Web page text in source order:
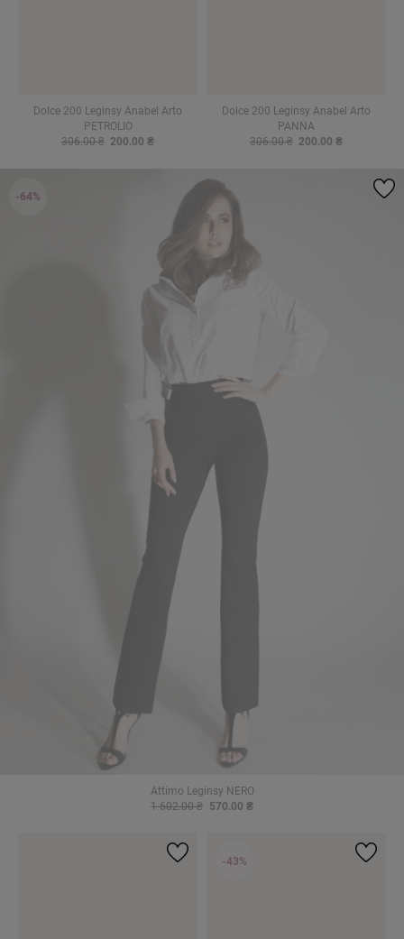
Dolce 200 Leginsy Anabel Arto
PETROLIO
306.00 ₴ 200.00 ₴
Dolce 200 Leginsy Anabel Arto
PANNA
306.00 ₴ 200.00 ₴
Attimo Leginsy NERO
1 602.00 ₴ 570.00 ₴
-64%
-43%